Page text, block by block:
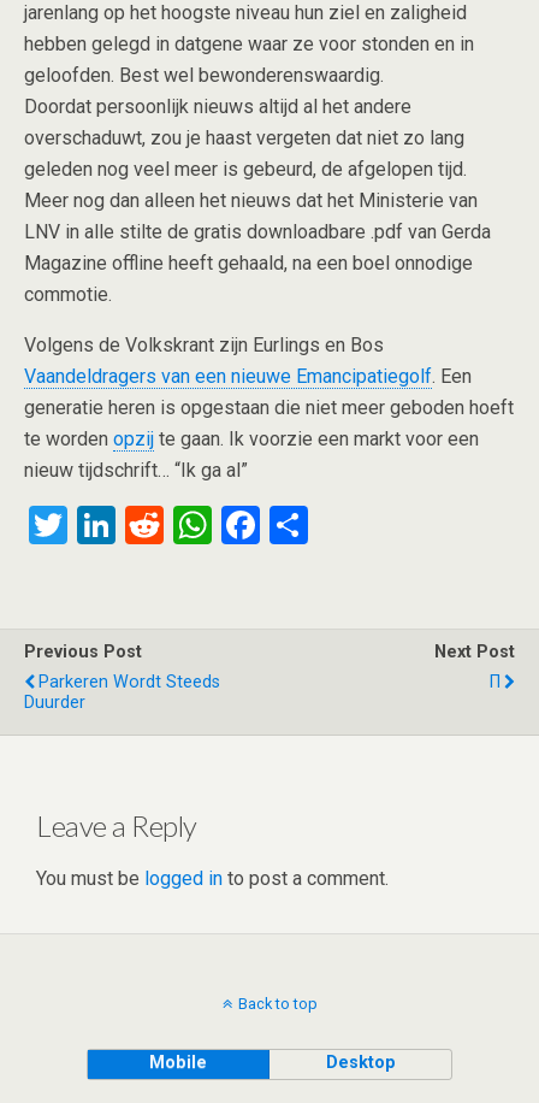
jarenlang op het hoogste niveau hun ziel en zaligheid
hebben gelegd in datgene waar ze voor stonden en in
geloofden. Best wel bewonderenswaardig.
Doordat persoonlijk nieuws altijd al het andere
overschaduwt, zou je haast vergeten dat niet zo lang
geleden nog veel meer is gebeurd, de afgelopen tijd.
Meer nog dan alleen het nieuws dat het Ministerie van
LNV in alle stilte de gratis downloadbare .pdf van Gerda
Magazine offline heeft gehaald, na een boel onnodige
commotie.
Volgens de Volkskrant zijn Eurlings en Bos
Vaandeldragers van een nieuwe Emancipatiegolf. Een
generatie heren is opgestaan die niet meer geboden hoeft
te worden opzij te gaan. Ik voorzie een markt voor een
nieuw tijdschrift… “Ik ga al”
T
er
Li
dI
n
R
t
W
A
F
Previous Post
Parkeren Wordt Steeds
Duurder
Next Post
Π
Leave a Reply
You must be logged in to post a comment.
Back to top
Mobile Desktop